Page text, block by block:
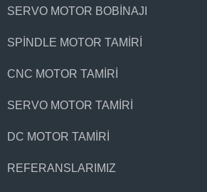
SERVO MOTOR BOBINAJI
SPINDLE MOTOR TAMIRI
CNC MOTOR TAMIRI
SERVO MOTOR TAMIRI
DC MOTOR TAMIRI
REFERANSLARIMIZ